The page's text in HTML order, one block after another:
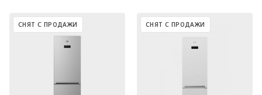
СНЯТ С ПРОДАЖИ СНЯТ С ПРОДАЖИ